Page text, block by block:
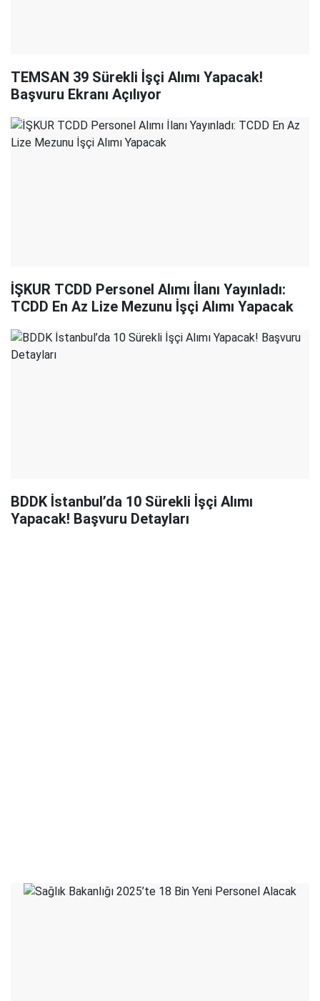
TEMSAN 39 Sürekli İşçi Alımı Yapacak!
Başvuru Ekranı Açılıyor
İŞKUR TCDD Personel Alımı İlanı Yayınladı:
TCDD En Az Lize Mezunu İşçi Alımı Yapacak
BDDK İstanbul’da 10 Sürekli İşçi Alımı
Yapacak! Başvuru Detayları